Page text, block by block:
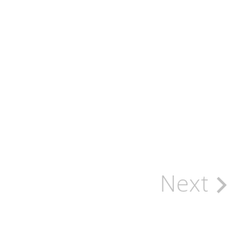
Next